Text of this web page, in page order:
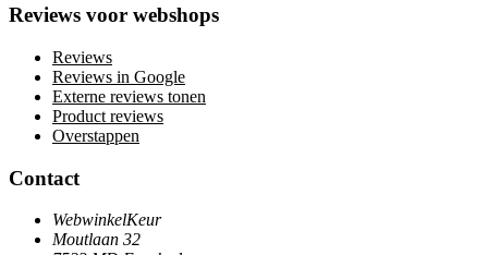
Reviews voor webshops
Reviews
Reviews in Google
Externe reviews tonen
Product reviews
Overstappen
Contact
WebwinkelKeur
Moutlaan 32